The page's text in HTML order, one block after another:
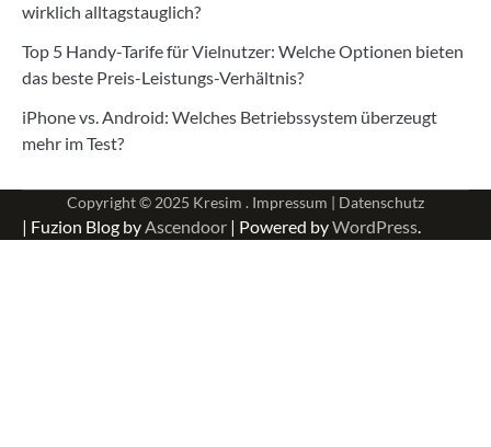
wirklich alltagstauglich?
Top 5 Handy-Tarife für Vielnutzer: Welche Optionen bieten
das beste Preis-Leistungs-Verhältnis?
iPhone vs. Android: Welches Betriebssystem überzeugt
mehr im Test?
Copyright © 2025 Kresim . Impressum | Datenschutz
| Fuzion Blog byAscendoor | Powered byWordPress.